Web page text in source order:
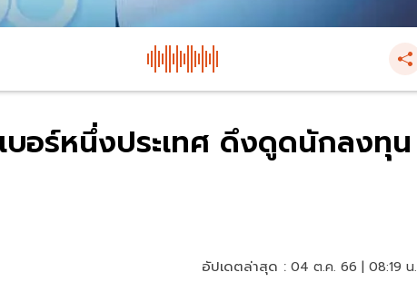
บอร์หนึ่งประเทศ ดึงดูดนักลงทุน
อัปเดตล่าสุด : 04 ต.ค. 66 | 08:19 น.